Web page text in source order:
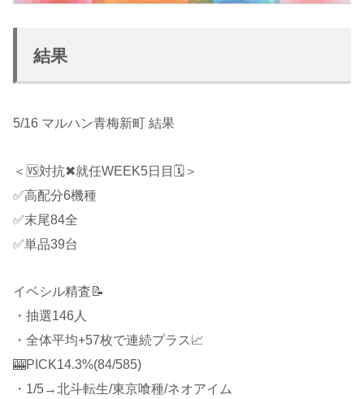
結果
5/16 マルハン青梅新町 結果
＜🆚対抗✖就任WEEK5日目🗓＞
✅高配分6機種
✅末尾84全
✅単品39台
イベシル精査📝
・抽選146人
・全体平均+57枚で連続プラス📈
🎰PICK14.3%(84/585)
・1/5→北斗転生/東京喰種/ネオアイム